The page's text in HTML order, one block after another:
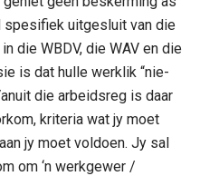
spesifiek uitgesluit van die
die WBDV, die WAV en die
is dat hulle werklik “nie-
die arbeidsreg is daar
kriteria wat jy moet
jy moet voldoen. Jy sal
om ‘n werkgewer /